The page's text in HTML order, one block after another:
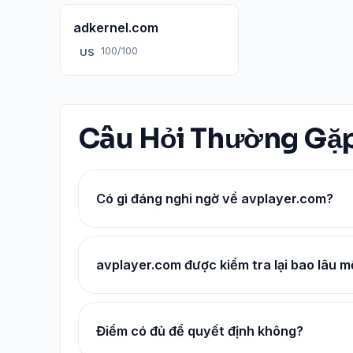
adkernel.com
US 100/100
Câu Hỏi Thường
Có gì đáng nghi ngờ về avplayer.com?
avplayer.com được kiểm tra lại bao lâu
Điểm có đủ để quyết định không?